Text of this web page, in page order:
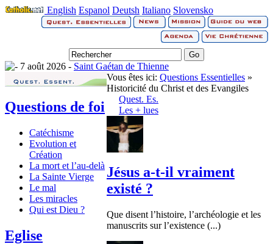
English Espanol Deutsh Italiano Slovensko
7 août 2026 - Saint Gaétan de Thienne
Questions de foi
Catéchisme
Evolution et
Création
La mort et l’au-delà
La Sainte Vierge
Le mal
Les miracles
Qui est Dieu ?
Eglise
Vous êtes ici: Questions Essentielles »
Historicité du Christ et des Evangiles
Quest. Es.
Les + lues
Jésus a-t-il vraiment
existé ?
Que disent l’histoire, l’archéologie et les
manuscrits sur l’existence (...)